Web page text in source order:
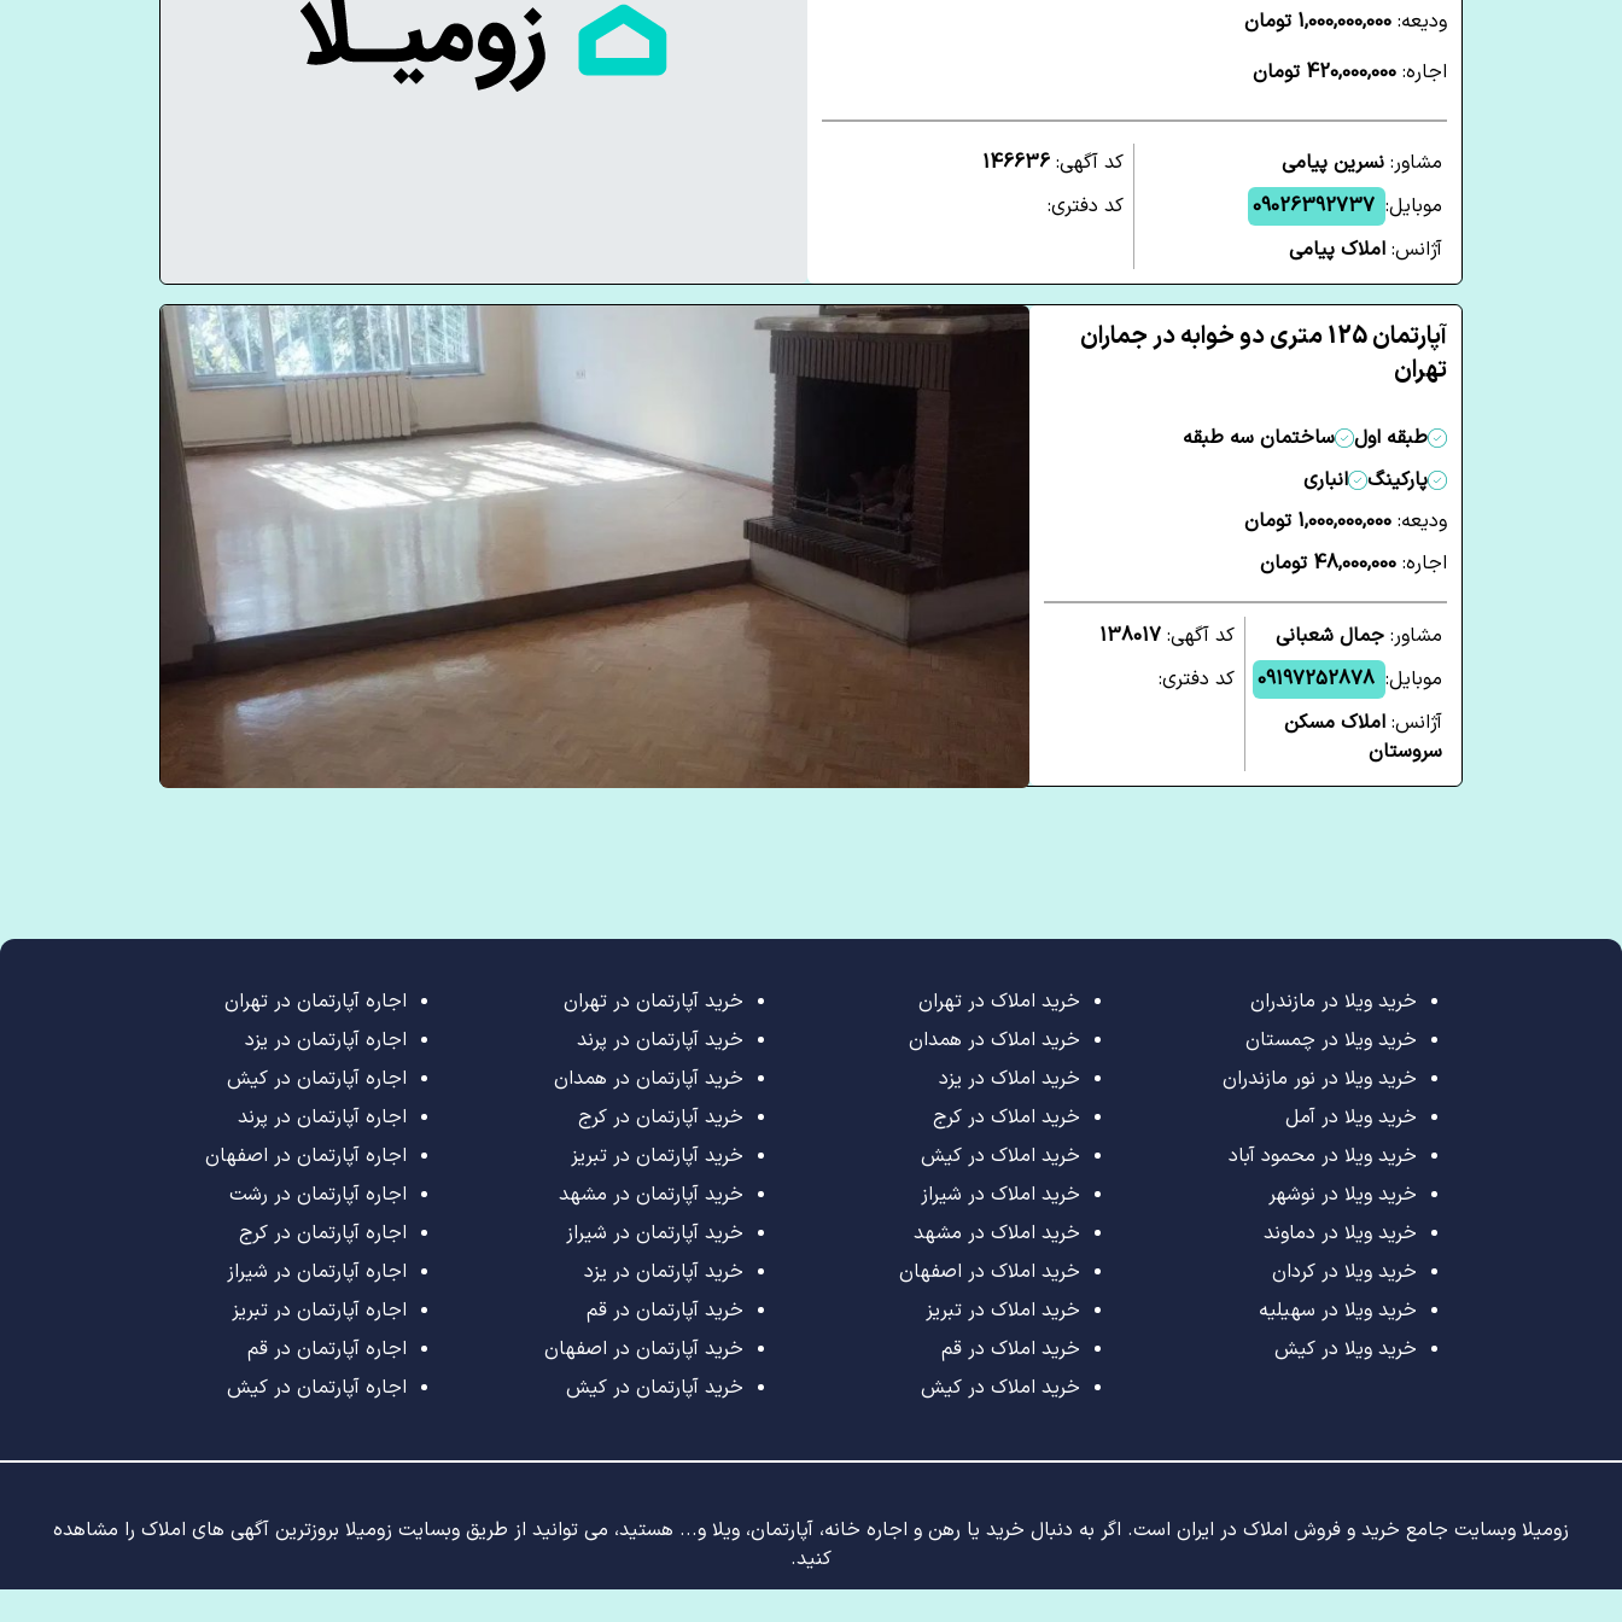
ودیعه: 1,000,000,000 تومان
اجاره: 420,000,000 تومان
مشاور: نسرین پیامی
موبایل: 09026392737
آژانس: املاک پیامی
کد آگهی: 146636
کد دفتری:
آپارتمان 125 متری دو خوابه در جماران
تهران
طبقه اول
ساختمان سه طبقه
پارکینگ
انباری
ودیعه: 1,000,000,000 تومان
اجاره: 48,000,000 تومان
مشاور: جمال شعبانی
موبایل: 09197252878
آژانس: املاک مسکن
سروستان
کد آگهی: 138017
کد دفتری:
خرید ویلا در مازندران
خرید ویلا در چمستان
خرید ویلا در نور مازندران
خرید ویلا در آمل
خرید ویلا در محمود آباد
خرید ویلا در نوشهر
خرید ویلا در دماوند
خرید ویلا در کردان
خرید ویلا در سهیلیه
خرید ویلا در کیش
خرید املاک در تهران
خرید املاک در همدان
خرید املاک در یزد
خرید املاک در کرج
خرید املاک در کیش
خرید املاک در شیراز
خرید املاک در مشهد
خرید املاک در اصفهان
خرید املاک در تبریز
خرید املاک در قم
خرید املاک در کیش
خرید آپارتمان در تهران
خرید آپارتمان در پرند
خرید آپارتمان در همدان
خرید آپارتمان در کرج
خرید آپارتمان در تبریز
خرید آپارتمان در مشهد
خرید آپارتمان در شیراز
خرید آپارتمان در یزد
خرید آپارتمان در قم
خرید آپارتمان در اصفهان
خرید آپارتمان در کیش
اجاره آپارتمان در تهران
اجاره آپارتمان در یزد
اجاره آپارتمان در کیش
اجاره آپارتمان در پرند
اجاره آپارتمان در اصفهان
اجاره آپارتمان در رشت
اجاره آپارتمان در کرج
اجاره آپارتمان در شیراز
اجاره آپارتمان در تبریز
اجاره آپارتمان در قم
اجاره آپارتمان در کیش
زومیلا وبسایت جامع خرید و فروش املاک در ایران است. اگر به دنبال خرید یا رهن و اجاره خانه، آپارتمان، ویلا و... هستید، می توانید از طریق وبسایت زومیلا بروزترین آگهی های املاک را مشاهده
کنید.